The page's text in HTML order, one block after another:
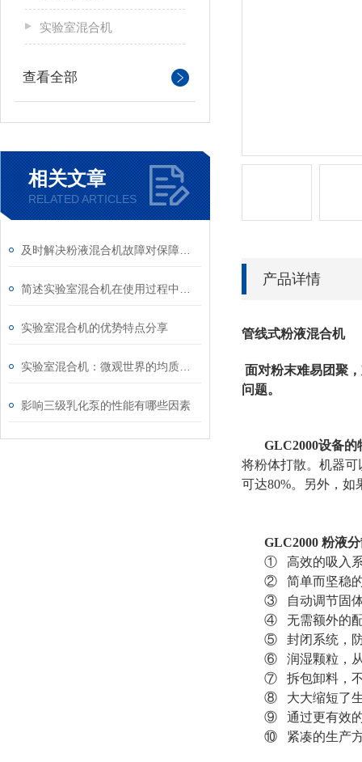
实验室混合机
查看全部
相关文章
RELATED ARTICLES
实验室混合机的优势特点分享
影响三级乳化泵的性能有哪些因素
产品详情
管线式粉液混合机
面对粉末难易团聚
问题。
GLC2000设备的
将粉体打散。机器
可达80%。另外，如
GLC2000 粉液
① 高效的吸入
② 简单而坚稳
③ 自动调节固
④ 无需额外的
⑤ 封闭系统，防
⑥ 润湿颗粒，
⑦ 拆包卸料，
⑧ 大大缩短了
⑨ 通过更有效的
⑩ 紧凑的生产